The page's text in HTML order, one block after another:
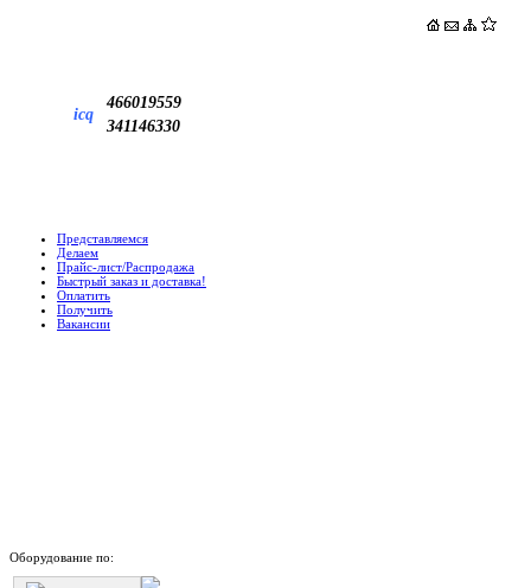
icq
466019559
341146330
Представляемся
Делаем
Прайс-лист/Распродажа
Быстрый заказ и доставка!
Оплатить
Получить
Вакансии
Оборудование по: